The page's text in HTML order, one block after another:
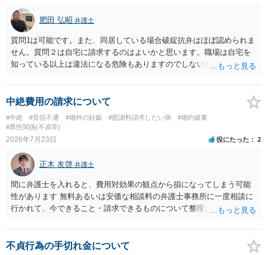
肥田 弘昭 弁護士
質問1は可能です。また、同居している場合破綻抗弁はほぼ認められま
せん。質問２は自宅に請求するのはよいかと思います。職場は自宅を
知っている以上は違法になる危険もありますのでしない方が良いで
かと思います。有責配偶者ですので相手方からの離婚は拒否しても仮
に訴訟されても法的に成立しません。質問５は認知すると養育費支払
い、相続権が発生します。合意があれば法的に可能ですが法律で強制
することはできません。質問６は可能です。質問７は不貞行為の写真
データ（ハメ撮り）、第三者撮影の腕組み写真、夫の自白録音まであ
中絶費用の請求について
#中絶 #音信不通 #婚外の妊娠 #慰謝料請求したい側
#婚約破棄
#異性関係(不貞等)
2026年7月23日 役にたった 2
正木 友啓 弁護士
間に弁護士を入れると、費用対効果の観点から損になってしまう可能
性があります 無料あるいは安価な相談料の弁護士事務所に一度相談に
行かれて、今できること・請求できるものについて整理されるのがよ
不貞行為の手切れ金について